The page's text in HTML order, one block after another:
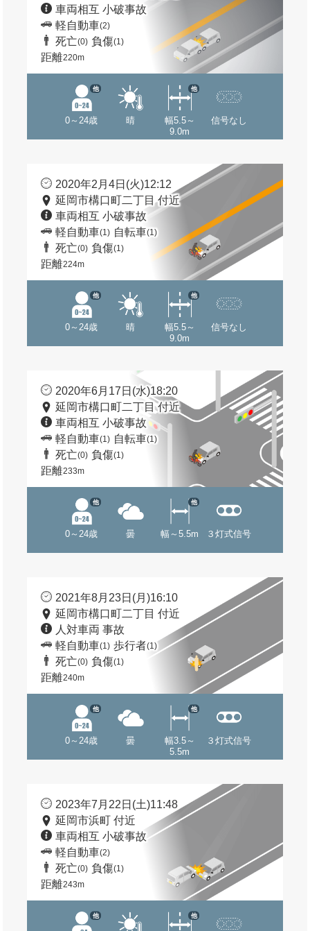
車両相互 小破事故
軽自動車(2)
死亡(0) 負傷(1)
距離220m
0～24歳
他
晴
幅5.5～
9.0m
他
信号なし
2020年2月4日(火)12:12
延岡市構口町二丁目 付近
車両相互 小破事故
軽自動車(1) 自転車(1)
死亡(0) 負傷(1)
距離224m
0～24歳
他
晴
幅5.5～
9.0m
他
信号なし
2020年6月17日(水)18:20
延岡市構口町二丁目 付近
車両相互 小破事故
軽自動車(1) 自転車(1)
死亡(0) 負傷(1)
距離233m
0～24歳
他
曇 幅～5.5m
他
３灯式信号
2021年8月23日(月)16:10
延岡市構口町二丁目 付近
人対車両 事故
軽自動車(1) 歩行者(1)
死亡(0) 負傷(1)
距離240m
0～24歳
他
曇
幅3.5～
5.5m
他
３灯式信号
2023年7月22日(土)11:48
延岡市浜町 付近
車両相互 小破事故
軽自動車(2)
死亡(0) 負傷(1)
距離243m
他 他